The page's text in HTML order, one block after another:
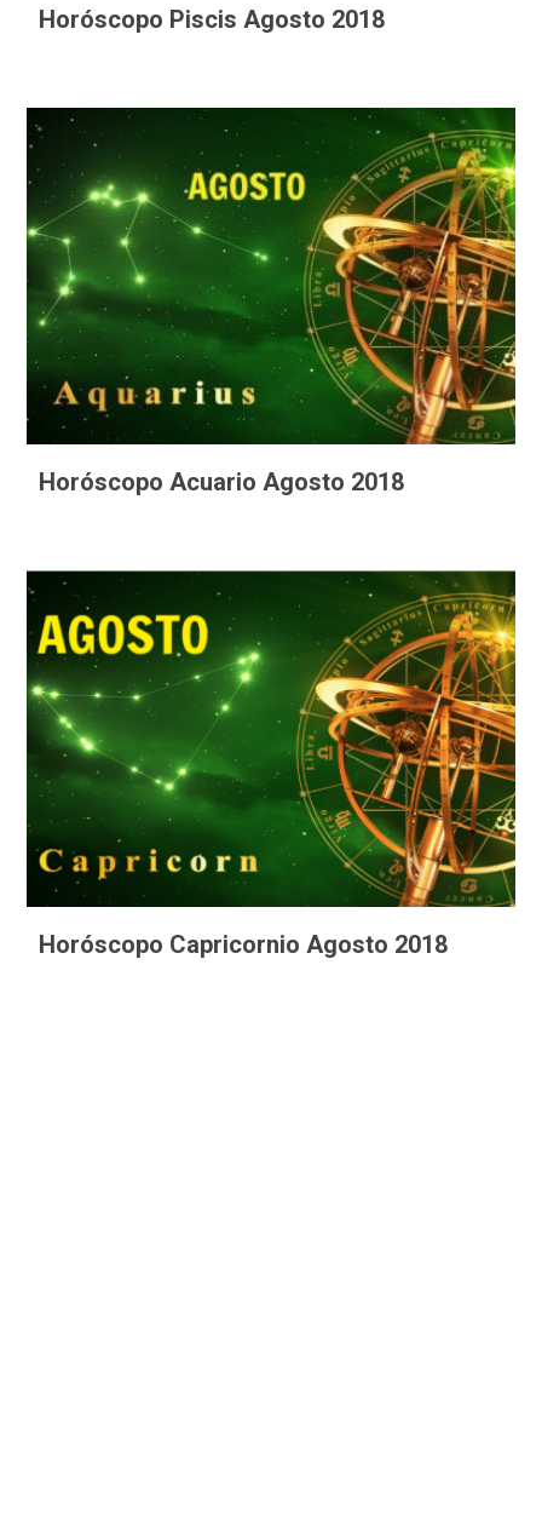
Horóscopo Piscis Agosto 2018
Horóscopo Acuario Agosto 2018
Horóscopo Capricornio Agosto 2018